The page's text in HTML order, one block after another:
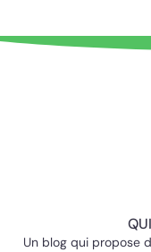
Un blog qui propose